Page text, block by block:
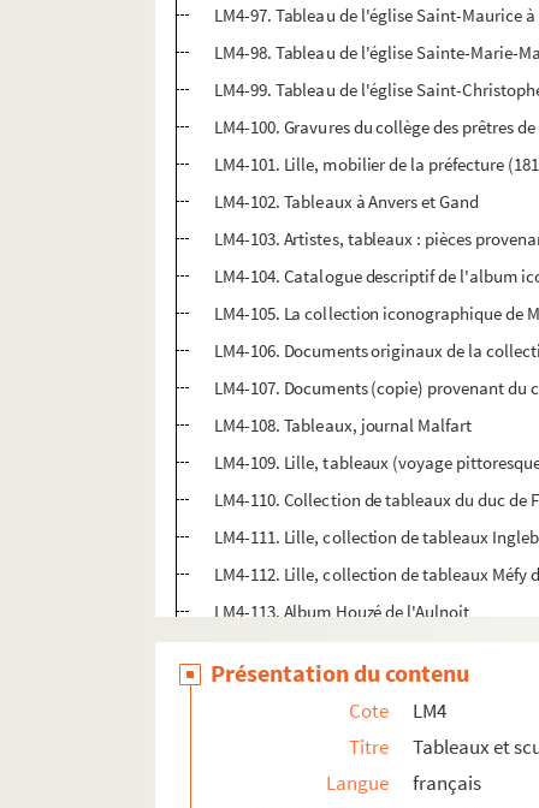
LM4-97. Tableau de l'église Saint-Maurice
LM4-98. Tableau de l'église Sainte-Marie-
LM4-99. Tableau de l'église Saint-
LM4-100. Gravures du collège des prêtres
LM4-101. Lille, mobilier de la préfecture
LM4-102. Tableaux à Anvers et Gand
LM4-103. Artistes, tableaux : pièces
LM4-104. Catalogue descriptif de l'album
LM4-105. La collection iconographique de
LM4-106. Documents originaux de la
LM4-107. Documents (copie) provenant
LM4-108. Tableaux, journal Malfart
LM4-109. Lille, tableaux (voyage
LM4-110. Collection de tableaux du duc de
LM4-111. Lille, collection de tableaux
LM4-112. Lille, collection de tableaux Méfy
LM4-113. Album Houzé de l'Aulnoit
LM4-114. Lille, collection Mourcou
LM4-115. Catalogue de la collection Houzé
LM4-116. Tableaux, collection Jules
LM4-117. Tableaux, collection Jules
LM4-118. Ventes de collections (tableaux,
Présentation du contenu
Cote
LM4
Titre
Tableaux et
Langue
français